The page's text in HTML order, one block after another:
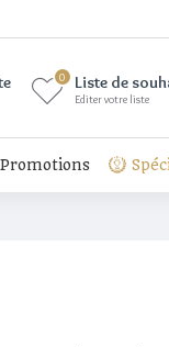
Liste de
Editer votre liste
0
Promotions